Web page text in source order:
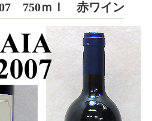
750ｍｌ 赤ワイン